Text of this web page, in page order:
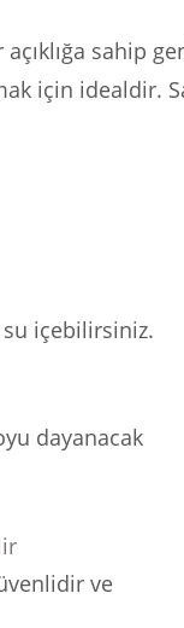
sahip
için idealdir.
su içebilirsiniz.
dayanacak
ve